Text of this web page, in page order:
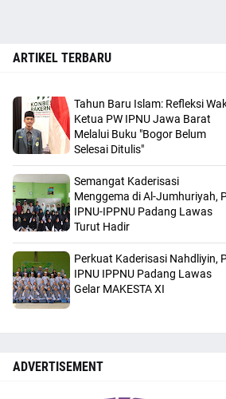
ARTIKEL TERBARU
Tahun Baru Islam: Refleksi
Ketua PW IPNU Jawa Barat
Melalui Buku "Bogor Belum
Selesai Ditulis"
Semangat Kaderisasi
Menggema di Al-Jumhuriyah,
IPNU-IPPNU Padang Lawas
Turut Hadir
Perkuat Kaderisasi Nahdliyin,
IPNU IPPNU Padang Lawas
Gelar MAKESTA XI
ADVERTISEMENT